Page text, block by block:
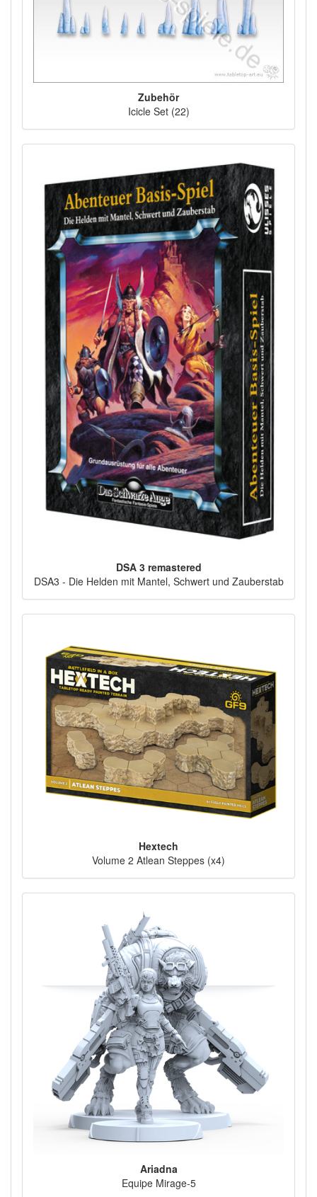
Zubehör
Icicle Set (22)
DSA 3 remastered
DSA3 - Die Helden mit Mantel, Schwert und Zauberstab
Hextech
Volume 2 Atlean Steppes (x4)
Ariadna
Equipe Mirage-5